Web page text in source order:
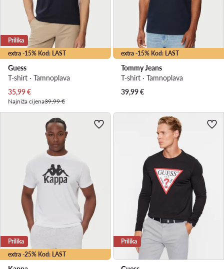
extra -15% Kod: LAST
Prilika
Guess
T-shirt · Tamnoplava
Trenutna cijena
35,99€
Najniža cijena39,99 €
extra -15% Kod: LAST
Tommy Jeans
T-shirt · Tamnoplava
39,99€
extra -25% Kod: LAST
Prilika Prilika